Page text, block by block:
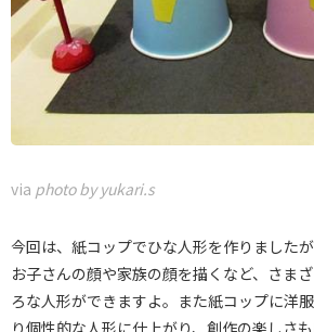
via photo by yukari.s
今回は、紙コップでひな人形を作りました
お子さんの顔や家族の顔を描くなど、さま
ろな人形ができますよ。また紙コップに洋